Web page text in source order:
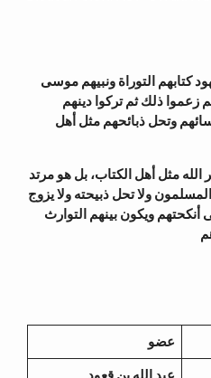
كتابهم التوراة ونبيهم موسى
زعموا ذلك ثم تركوا دينهم
وتحل ذبائحهم مثل أهل
مثل أهل الكتاب، بل هو مرتد
ولا تحل ذبيحته ولا يزوج
ويكون بينهم التوارث
عضو